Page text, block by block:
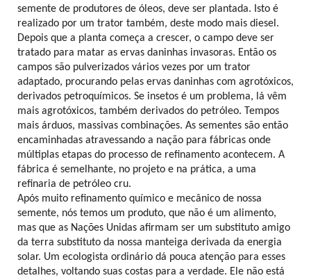
semente de produtores de óleos, deve ser plantada. Isto é
realizado por um trator também, deste modo mais diesel.
Depois que a planta começa a crescer, o campo deve ser
tratado para matar as ervas daninhas invasoras. Então os
campos são pulverizados vários vezes por um trator
adaptado, procurando pelas ervas daninhas com agrotóxicos,
derivados petroquímicos. Se insetos é um problema, lá vêm
mais agrotóxicos, também derivados do petróleo. Tempos
mais árduos, massivas combinações. As sementes são então
encaminhadas atravessando a nação para fábricas onde
múltiplas etapas do processo de refinamento acontecem. A
fábrica é semelhante, no projeto e na prática, a uma
refinaria de petróleo cru.
Após muito refinamento químico e mecânico de nossa
semente, nós temos um produto, que não é um alimento,
mas que as Nações Unidas afirmam ser um substituto amigo
da terra substituto da nossa manteiga derivada da energia
solar. Um ecologista ordinário dá pouca atenção para esses
detalhes, voltando suas costas para a verdade. Ele não está